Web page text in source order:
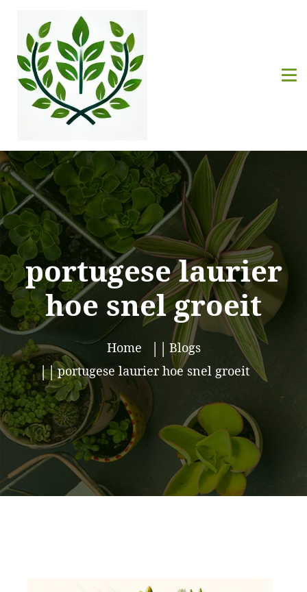
portugese laurier
hoe snel groeit
Home
Blogs
portugese laurier hoe snel groeit